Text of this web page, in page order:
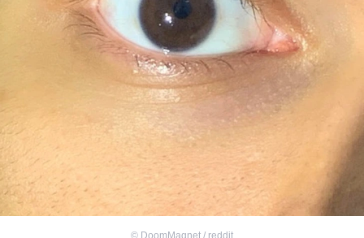
© DoomMagnet / reddit